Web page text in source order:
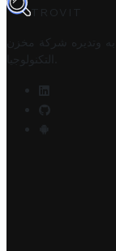
TROVIT
وتديره
شركة مخزن
التكنولوجيا